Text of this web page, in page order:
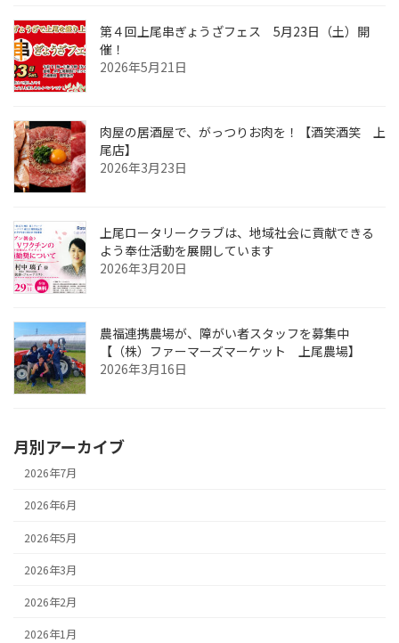
第４回上尾串ぎょうざフェス 5月23日（土）開
催！
2026年5月21日
肉屋の居酒屋で、がっつりお肉を！【酒笑酒笑 上
尾店】
2026年3月23日
上尾ロータリークラブは、地域社会に貢献できる
よう奉仕活動を展開しています
2026年3月20日
農福連携農場が、障がい者スタッフを募集中
【（株）ファーマーズマーケット 上尾農場】
2026年3月16日
月別アーカイブ
2026年7月
2026年6月
2026年5月
2026年3月
2026年2月
2026年1月